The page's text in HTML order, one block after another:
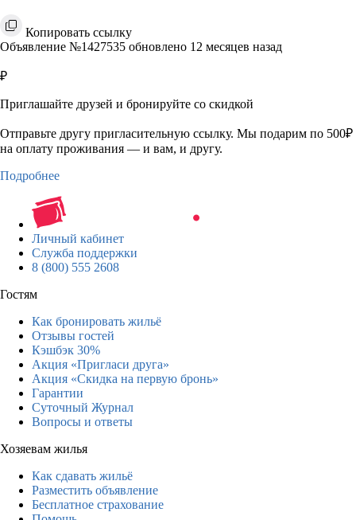
Копировать ссылку
Объявление №1427535 обновлено 12 месяцев назад
₽
Приглашайте друзей и бронируйте со скидкой
Отправьте другу пригласительную ссылку. Мы подарим по 500₽
на оплату проживания — и вам, и другу.
Подробнее
Личный кабинет
Служба поддержки
8 (800) 555 2608
Гостям
Как бронировать жильё
Отзывы гостей
Кэшбэк 30%
Акция «Пригласи друга»
Акция «Скидка на первую бронь»
Гарантии
Суточный Журнал
Вопросы и ответы
Хозяевам жилья
Как сдавать жильё
Разместить объявление
Бесплатное страхование